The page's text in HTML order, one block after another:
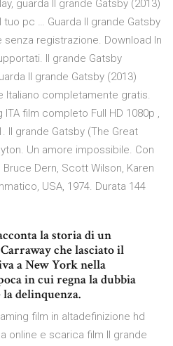
guarda Il grande Gatsby (2013)
pc … Guarda Il grande Gatsby
senza registrazione. Download In
Il grande Gatsby
Il grande Gatsby (2013)
Italiano completamente gratis.
film completo Full HD 1080p ,
Il grande Gatsby (The Great
Un amore impossibile. Con
Dern, Scott Wilson, Karen
USA, 1974. Durata 144
la storia di un
che lasciato il
a New York nella
in cui regna la dubbia
delinquenza.
film in altadefinizione hd
online e scarica film Il grande